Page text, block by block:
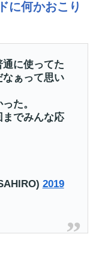
に何かおこり
に使ってた
ぁって思い
た。
でみんな応
2019